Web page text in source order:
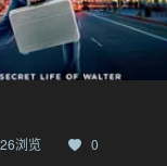
浏览 0